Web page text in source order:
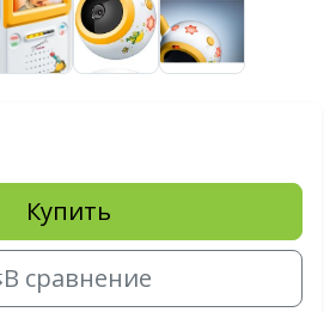
Купить
В сравнение